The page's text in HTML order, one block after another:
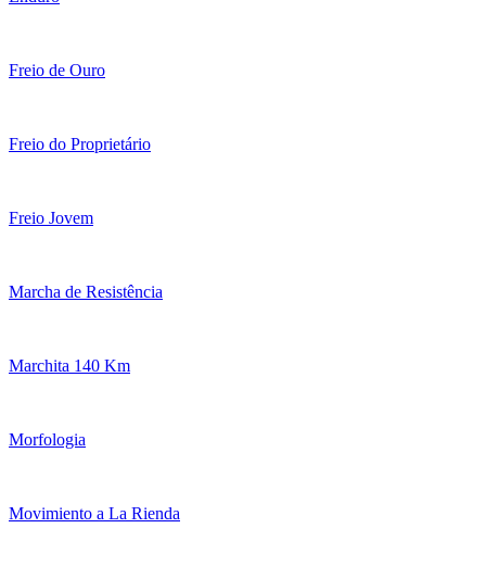
Freio de Ouro
Freio do Proprietário
Freio Jovem
Marcha de Resistência
Marchita 140 Km
Morfologia
Movimiento a La Rienda